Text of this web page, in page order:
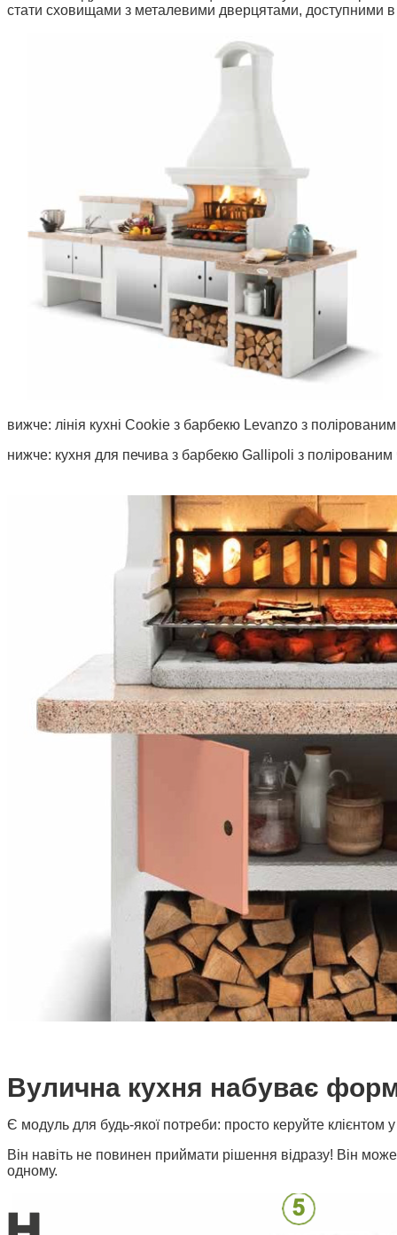
стати сховищами з металевими дверцятами, доступними в
вижче: лінія кухні Cookie з барбекю Levanzo з
нижче: кухня для печива з барбекю Gallipoli з
Вулична кухня набуває
Є модуль для будь-якої потреби: просто керуйте клієнтом
Він навіть не повинен приймати рішення відразу! Він
одному.